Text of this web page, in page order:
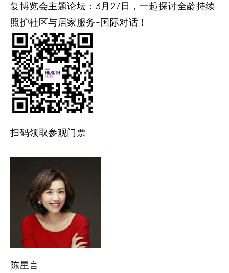
复博览会主题论坛： 3月27日，一起探讨全龄持续
照护社区与居家服务-国际对话！
扫码领取参观门票
陈星言